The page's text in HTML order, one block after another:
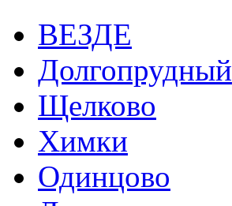
ВЕЗДЕ
Долгопрудный
Щелково
Химки
Одинцово